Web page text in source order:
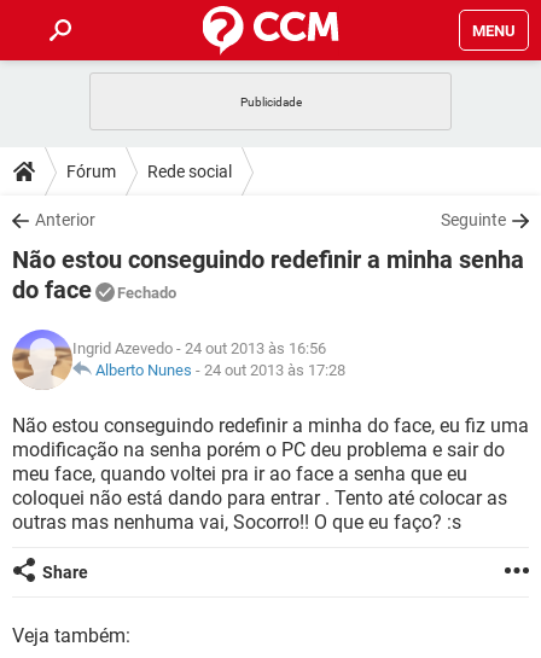
MENU
CELULAR
OUTLOOK
INSTAGRAM GMAIL
GUIA DE COMPRAS
DICAS
JOGOS
OUTLOOK
GUIA DE COMPRAS
DOWNLOADS
JOGOS WHATSAPP
CELULAR
OUTLOOK EXCEL
INSTAGRAM
GUIA DE COMPRAS
FÓRUM
CELULAR FACEBOOK
INSTAGRAM GMAIL
GUIA DE COMPRAS
GLOSSÁRIO
JOGOS
CELULAR FACEBOOK
OUTLOOK EXCEL
INSTAGRAM GMAIL
Fórum Rede social
Anterior Seguinte
Não estou conseguindo redefinir a minha senha
do face
Fechado
Ingrid Azevedo - 24 out 2013 às 16:56
Alberto Nunes - 24 out 2013 às 17:28
Não estou conseguindo redefinir a minha do face, eu fiz uma
modificação na senha porém o PC deu problema e sair do
meu face, quando voltei pra ir ao face a senha que eu
coloquei não está dando para entrar . Tento até colocar as
outras mas nenhuma vai, Socorro!! O que eu faço? :s
Share
Veja também: